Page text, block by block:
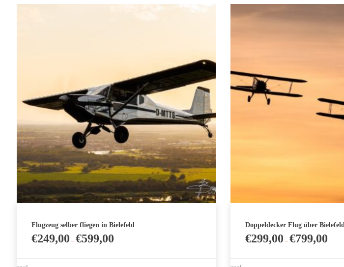
Flugzeug selber fliegen in Bielefeld
€249,00 – €599,00
Doppeldecker Flug über Bielefeld
€299,00 – €799,00